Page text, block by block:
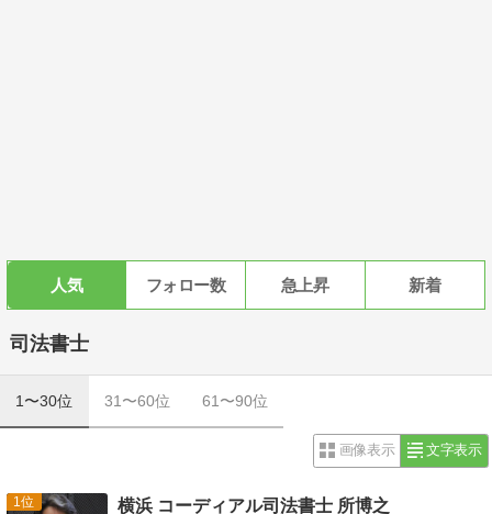
人気 フォロー数 急上昇 新着
司法書士
1〜30位 31〜60位 61〜90位
画像表示 文字表示
1 横浜 コーディアル司法書士 所博之